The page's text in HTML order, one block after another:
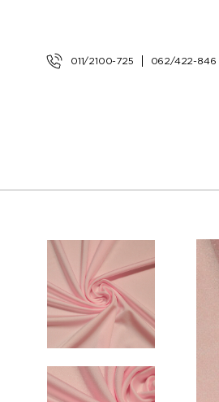
011/2100-725 062/422-846